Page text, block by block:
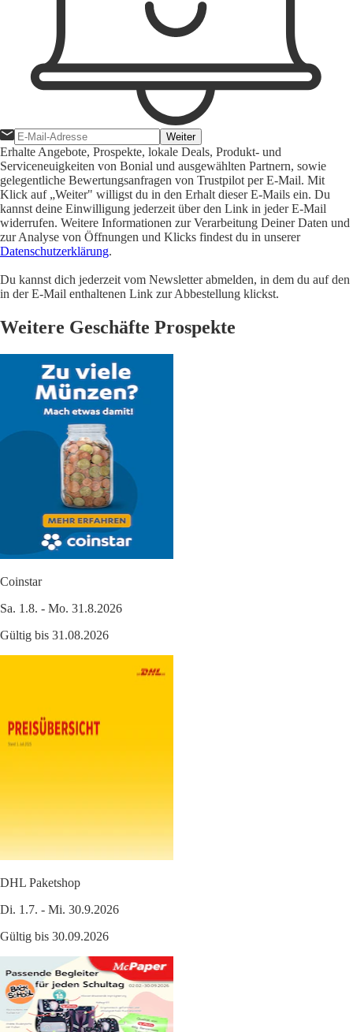
Weiter
Erhalte Angebote, Prospekte, lokale Deals, Produkt- und
Serviceneuigkeiten von Bonial und ausgewählten Partnern, sowie
gelegentliche Bewertungsanfragen von Trustpilot per E-Mail. Mit
Klick auf „Weiter" willigst du in den Erhalt dieser E-Mails ein. Du
kannst deine Einwilligung jederzeit über den Link in jeder E-Mail
widerrufen. Weitere Informationen zur Verarbeitung Deiner Daten und
zur Analyse von Öffnungen und Klicks findest du in unserer
Datenschutzerklärung.
Du kannst dich jederzeit vom Newsletter abmelden, in dem du auf den
in der E-Mail enthaltenen Link zur Abbestellung klickst.
Weitere Geschäfte Prospekte
Coinstar
Sa. 1.8. - Mo. 31.8.2026
Gültig bis 31.08.2026
DHL Paketshop
Di. 1.7. - Mi. 30.9.2026
Gültig bis 30.09.2026